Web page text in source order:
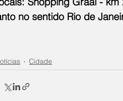
no sentido Rio de
Cidade